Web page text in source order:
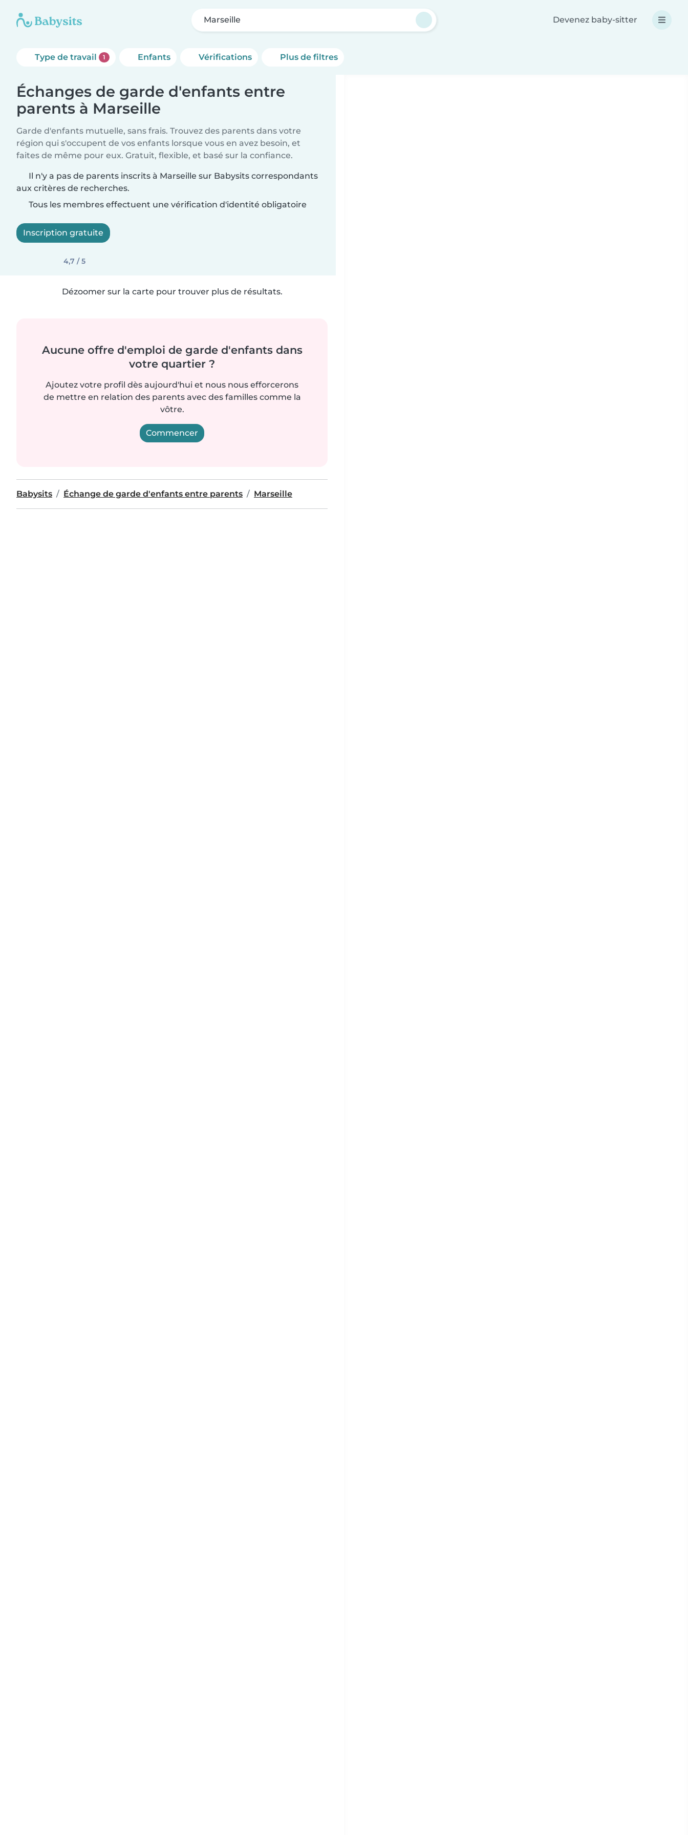
Marseille Devenez baby-sitter
Type de travail 1 Enfants Vérifications Plus de filtres
Échanges de garde d'enfants entre
parents à Marseille
Garde d'enfants mutuelle, sans frais. Trouvez des parents dans votre
région qui s'occupent de vos enfants lorsque vous en avez besoin, et
faites de même pour eux. Gratuit, flexible, et basé sur la confiance.
Il n'y a pas de parents inscrits à Marseille sur Babysits correspondants
aux critères de recherches.
Tous les membres effectuent une vérification d'identité obligatoire
Inscription gratuite
4,7 / 5
Dézoomer sur la carte pour trouver plus de résultats.
Aucune offre d'emploi de garde d'enfants dans
votre quartier ?
Ajoutez votre profil dès aujourd'hui et nous nous efforcerons
de mettre en relation des parents avec des familles comme la
vôtre.
Commencer
Babysits Échange de garde d'enfants entre parents Marseille